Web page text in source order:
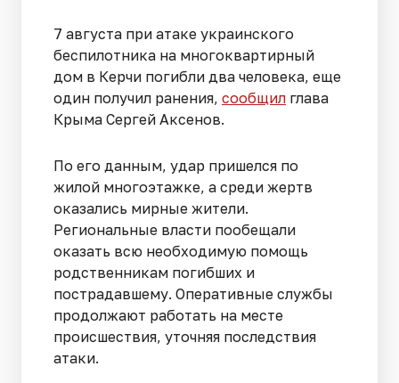
7 августа при атаке украинского
беспилотника на многоквартирный
дом в Керчи погибли два человека, еще
один получил ранения, сообщил глава
Крыма Сергей Аксенов.
По его данным, удар пришелся по
жилой многоэтажке, а среди жертв
оказались мирные жители.
Региональные власти пообещали
оказать всю необходимую помощь
родственникам погибших и
пострадавшему. Оперативные службы
продолжают работать на месте
происшествия, уточняя последствия
атаки.